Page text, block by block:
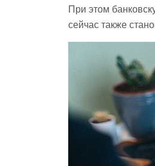
При этом
сейчас также